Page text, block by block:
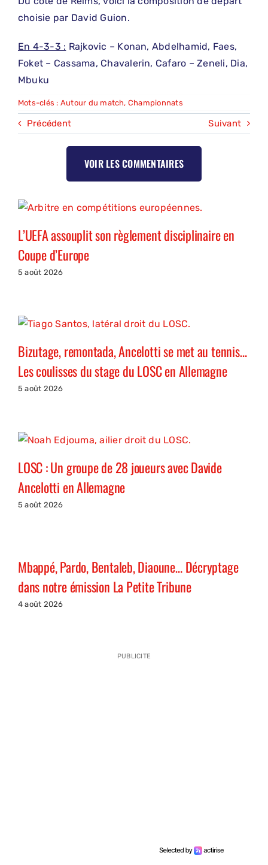
choisie par David Guion.
En 4-3-3 : Rajkovic – Konan, Abdelhamid, Faes,
Foket – Cassama, Chavalerin, Cafaro – Zeneli, Dia,
Mbuku
Mots-clés : Autour du match, Championnats
Précédent Suivant
VOIR LES COMMENTAIRES
L’UEFA assouplit son règlement disciplinaire en
Coupe d’Europe
5 août 2026
Bizutage, remontada, Ancelotti se met au tennis…
Les coulisses du stage du LOSC en Allemagne
5 août 2026
LOSC : Un groupe de 28 joueurs avec Davide
Ancelotti en Allemagne
5 août 2026
Mbappé, Pardo, Bentaleb, Diaoune… Décryptage
dans notre émission La Petite Tribune
4 août 2026
PUBLICITE